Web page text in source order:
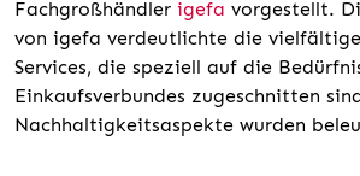
Fachgroßhändler igefa vorgestellt.
von igefa verdeutlichte die
Services, die speziell auf die
Einkaufsverbundes zugeschnitten
Nachhaltigkeitsaspekte wurden